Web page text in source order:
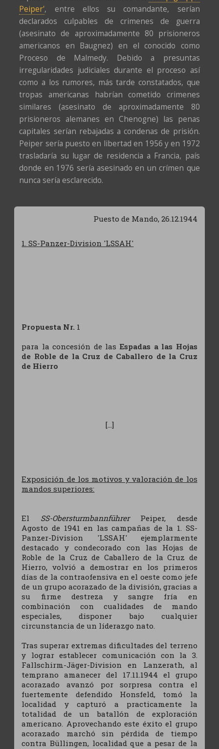
Peiper', entre ellos su comandante, serían
declarados culpables de crimenes de guerra
(asesinato de aproximadamente 80 prisioneros
americanos en Baugnez) en el conocido como
Proceso de Malmedy. Debido a presuntas
irregularidades judiciales durante el proceso así
como a los rumores, más tarde constatados, que
tropas americanas habrían cometido crimenes
similares (asesinato de aproximadamente 80
prisioneros alemanes en Chenogne) las penas
capitales serían rebajadas a condenas de prisión.
Peiper sería puesto en libertad en 1956 y en 1972
trasladaría su lugar de residencia a Francia, país
donde en 1976 sería asesinado en un crímen que
nunca sería esclarecido.
Puesto de Mando, 26.12.1944
1. SS-Panzer-Division 'LSSAH'
Propuesta Nr. 1
para la concesión de las Espadas a las Hojas
de Roble de la Cruz de Caballero de la Cruz
de Hierro
[...]
Exposición de los motivos y valoración de los
mandos superiores:
El SS-ObersturmbannführerPeiper, desde
Agosto de 1941 en las campañas de la 1. SS-
Panzer-Division 'LSSAH' ejemplarmente
destacado y condecorado con las Hojas de
Roble de la Cruz de Caballero de la Cruz de
Hierro, volvió a demostrar en los primeros
días de la contraofensiva en el oeste como jefe
de un grupo acorazado de la división, gracias a
su firme destreza y sangre fría en
combinación con cualidades de mando
especiales, disponer bajo cualquier
circunstancia de un líderazgo nato.
Tras superar extremas dificultades del terreno
y lograr establecer comunicación con la 3.
Fallschirm-Jäger-Division en Lanzerath, al
temprano amanecer del 17.11.1944 el grupo
acorazado avanzó por sorpresa contra el
fuertemente defendido Honsfeld, tomó la
localidad y capturó a practicamente la
totalidad de un batallón de exploración
americano. Aprovechando este éxito el grupo
acorazado marchó sin pérdida de tiempo
contra Büllingen, localidad que a pesar de la